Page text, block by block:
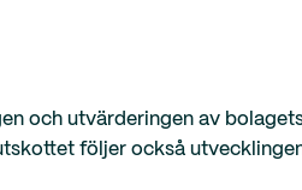
och utvärderingen av
följer också